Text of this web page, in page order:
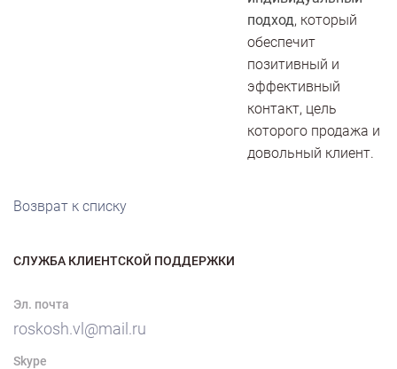
подход, который
обеспечит
позитивный и
эффективный
контакт, цель
которого продажа и
довольный клиент.
Возврат к списку
СЛУЖБА КЛИЕНТСКОЙ ПОДДЕРЖКИ
Эл. почта
roskosh.vl@mail.ru
Skype